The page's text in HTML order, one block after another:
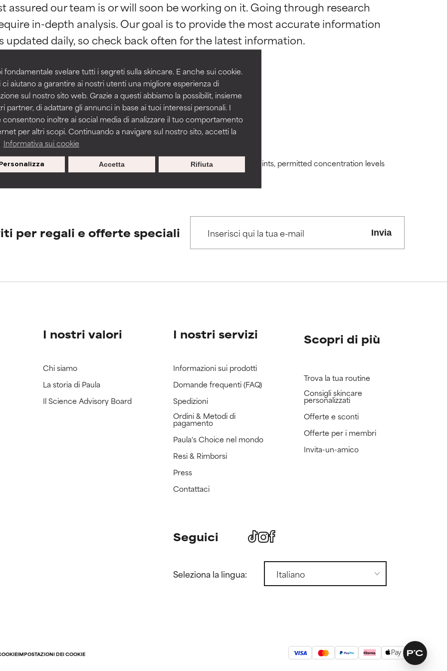
fondamentale svelare tutti i segreti sulla skincare. E anche sui cookie.
ci aiutano a garantire ai nostri utenti una migliore esperienza di
sul nostro sito web. Grazie a questi abbiamo la possibilit, insieme
partner, di adattare gli annunci in base ai tuoi interessi personali. I
consentono inoltre ai social media di analizzare il tuo comportamento
per altri scopi. Continuando a navigare sul nostro sito, accetti la
Informativa sui cookie
Rifiuta
Accetta
assured our team is or will soon be working on it. Going through research
in-depth analysis. Our goal is to provide the most accurate information
BACK TO SEARCH
to assess ingredients in this dictionary. Regulations regarding constraints, permitted concentration levels
da studi indipendenti. Ingrediente attivo eccezionale per la maggior
o dei problemi.
irritante, ma può presentare problemi per come appare esteticamente, nella
problemi di altro tipo che ne limitano l'utilità.
Il rischio aumenta se combinato con altri ingredienti potenzialmente
infiammazioni, secchezza, ecc. Può offrire benefici solo in alcuni casi, ma
assegnato un voto a questo ingrediente perché non abbiamo avuto modo
da studi indipendenti. Ingrediente attivo eccezionale per la maggior
o dei problemi.
irritante, ma può presentare problemi per come appare esteticamente, nella
problemi di altro tipo che ne limitano l'utilità.
Il rischio aumenta se combinato con altri ingredienti potenzialmente
infiammazioni, secchezza, ecc. Può offrire benefici solo in alcuni casi, ma
assegnato un voto a questo ingrediente perché non abbiamo avuto modo
per regali e offerte speciali Invia
I nostri valori
Chi siamo
La storia di Paula
Il Science Advisory Board
I nostri servizi
Informazioni sui prodotti
Domande frequenti (FAQ)
Spedizioni
Ordini & Metodi di
pagamento
Paula's Choice nel mondo
Resi & Rimborsi
Press
Contattaci
Scopri di più
Trova la tua routine
Consigli skincare
personalizzati
Offerte e sconti
Offerte per i membri
Invita-un-amico
Seguici
Seleziona la lingua:
IMPOSTAZIONI DEI COOKIE